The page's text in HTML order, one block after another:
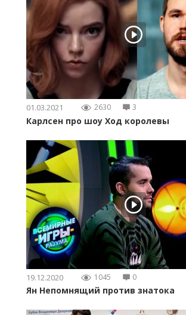
01.03.2021 2630 3
Карлсен про шоу Ход королевы
19.12.2020 1045 0
Ян Непомнящий против знатока